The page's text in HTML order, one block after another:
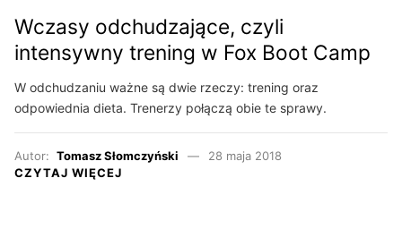
Wczasy odchudzające, czyli
intensywny trening w Fox Boot Camp
W odchudzaniu ważne są dwie rzeczy: trening oraz
odpowiednia dieta. Trenerzy połączą obie te sprawy.
Autor: Tomasz Słomczyński
28 maja 2018
CZYTAJ WIĘCEJ